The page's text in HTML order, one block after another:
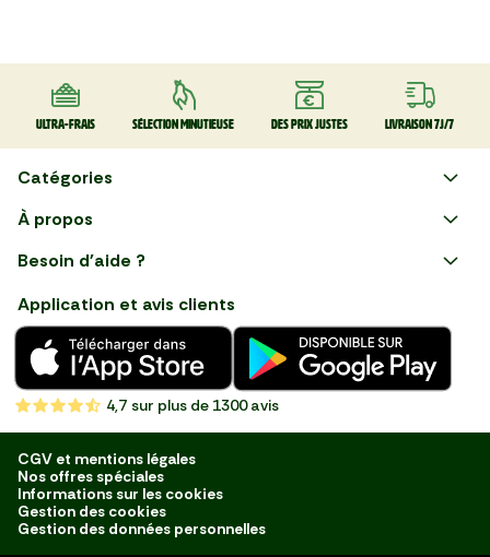
La Salade de gnocchi,
mozzarella et serrano
La Pinsa Burrata Pesto
Le Carpaccio de Boeuf
La Kafta sauce tahini 🇯🇴
La Salade de chou rouge
thaï au poulet
Le Club sandwich
Le Taboulé végétal
La Salade de haricots verts
La Tarte Fraîche au Thon
Le Poke bowl au saumon et
légumes croquants 🇺🇸
Ultra-frais Sélection minutieuse Des prix justes Livraison 7J/7
Catégories
Faire ses courses en ligne
Nouveautés
Fruits
Légumes
Boucherie
Charcuterie
Poissonnerie
Fromagerie
À propos
et savoir-faire français en
choisissant notre service de
livraison de produits frais et
de qualité, livrés directement
chez vous. Une expérience
de courses en ligne pensée
pour vous.
Besoin d'aide ?
Application et avis clients
4,7 sur plus de 1300 avis
CGV et mentions légales
Nos offres spéciales
Informations sur les cookies
Gestion des cookies
Gestion des données personnelles